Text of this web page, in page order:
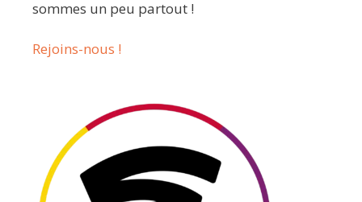
sommes un peu partout !
Rejoins-nous !